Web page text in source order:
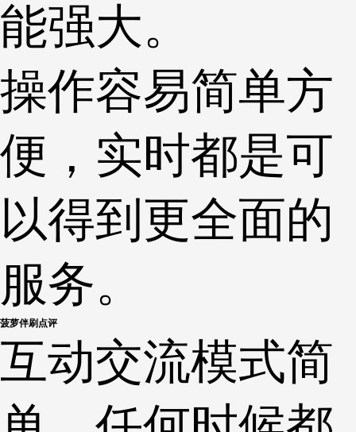
能强大。
操作容易简单方
便，实时都是可
以得到更全面的
服务。
菠萝伴刷点评
互动交流模式简